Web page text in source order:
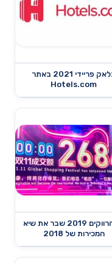
בלאק פריידי 2021 באתר
Hotels.com
יום הרווקים 2019 שבר את שיא
המכירות של 2018